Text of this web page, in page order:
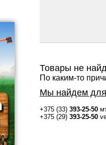
Товары не
По каким-то
Мы найдем
+375 (33) 393-25-50
+375 (29) 393-25-50